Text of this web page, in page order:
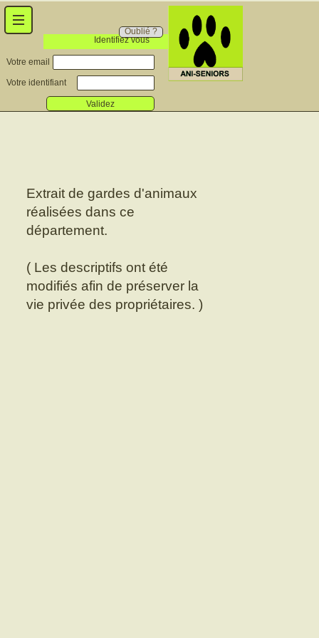
Identifiez vous
Oublié ?
Votre email
Votre identifiant
Validez
Extrait de gardes d'animaux
réalisées dans ce
département.
( Les descriptifs ont été
modifiés afin de préserver la
vie privée des propriétaires. )